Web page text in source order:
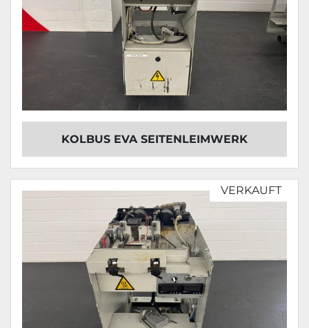
KOLBUS EVA SEITENLEIMWERK
VERKAUFT